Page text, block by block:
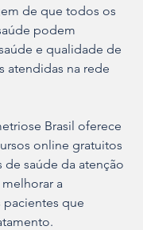
de que todos os
podem
e qualidade de
atendidas na rede
Brasil oferece
online gratuitos
de saúde da atenção
a
que